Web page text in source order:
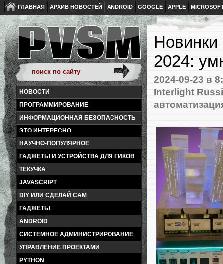
ГЛАВНАЯ АРХИВ НОВОСТЕЙ ANDROID GOOGLE APPLE
НОВОСТИ
ПРОГРАММИРОВАНИЕ
ИНФОРМАЦИОННАЯ БЕЗОПАСНОСТЬ
ЭТО ИНТЕРЕСНО
НАУЧНО-ПОПУЛЯРНОЕ
ГАДЖЕТЫ И УСТРОЙСТВА ДЛЯ ГИКОВ
ТЕКУЧКА
JAVASCRIPT
DIY ИЛИ СДЕЛАЙ САМ
ГАДЖЕТЫ
ANDROID
СИСТЕМНОЕ АДМИНИСТРИРОВАНИЕ
УПРАВЛЕНИЕ ПРОЕКТАМИ
PYTHON
Новинки
2024:
2024-09-23 в
Interlight